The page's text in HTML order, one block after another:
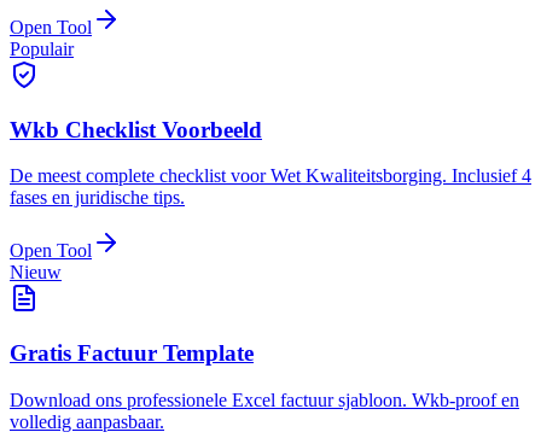
Open Tool
Populair
Wkb Checklist Voorbeeld
De meest complete checklist voor Wet Kwaliteitsborging. Inclusief 4
fases en juridische tips.
Open Tool
Nieuw
Gratis Factuur Template
Download ons professionele Excel factuur sjabloon. Wkb-proof en
volledig aanpasbaar.